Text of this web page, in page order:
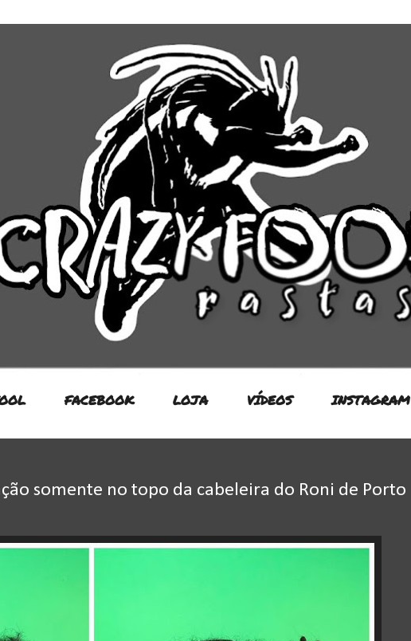
FACEBOOK LOJA VÍDEOS INSTAGRAM
somente no topo da cabeleira do Roni de Porto